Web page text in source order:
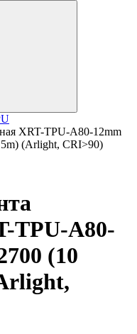
XRT-TPU-A80-12mm
(Arlight, CRI>90)
TPU-A80-
(10